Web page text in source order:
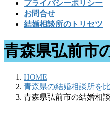
プライバシーポリシー
お問合せ
結婚相談所のトリセツ
青森県弘前市
HOME
青森県の結婚相談所を
青森県弘前市の結婚相